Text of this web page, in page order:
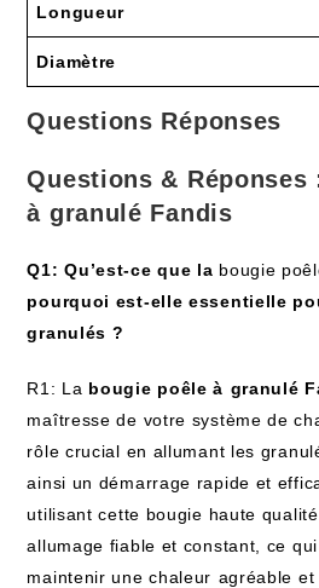
Longueur
Diamètre
Questions Réponses
Questions & Réponses
à granulé Fandis
Q1: Qu’est-ce que la bougie
pourquoi est-elle essentielle
granulés ​?
R1: La bougie poêle à ⁢granulé
maîtresse de votre système de
rôle crucial ‌en allumant les
ainsi un démarrage rapide et
utilisant cette bougie haute‌
allumage fiable et constant, ce
maintenir une chaleur⁤ agréable